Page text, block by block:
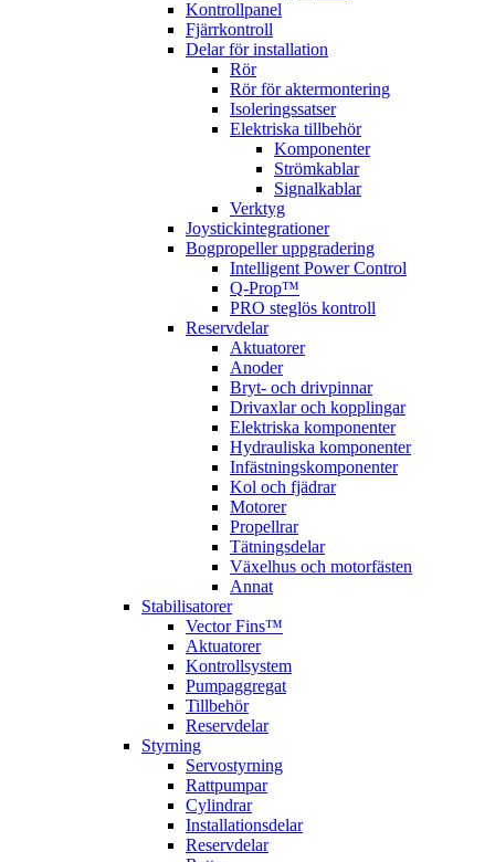
Kontrollpanel
Fjärrkontroll
Delar för installation
Rör
Rör för aktermontering
Isoleringssatser
Elektriska tillbehör
Komponenter
Strömkablar
Signalkablar
Verktyg
Joystickintegrationer
Bogpropeller uppgradering
Intelligent Power Control
Q-Prop™
PRO steglös kontroll
Reservdelar
Aktuatorer
Anoder
Bryt- och drivpinnar
Drivaxlar och kopplingar
Elektriska komponenter
Hydrauliska komponenter
Infästningskomponenter
Kol och fjädrar
Motorer
Propellrar
Tätningsdelar
Växelhus och motorfästen
Annat
Stabilisatorer
Vector Fins™
Aktuatorer
Kontrollsystem
Pumpaggregat
Tillbehör
Reservdelar
Styrning
Servostyrning
Rattpumpar
Cylindrar
Installationsdelar
Reservdelar